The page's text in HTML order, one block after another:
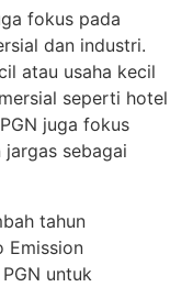
fokus pada
dan industri.
atau usaha kecil
seperti hotel
juga fokus
sebagai
tahun
Emission
untuk